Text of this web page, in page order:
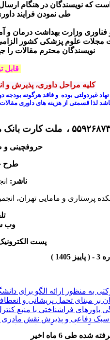
که نویسندگان در هنگام
طی نمودن فرایند
بهداشت درمان و آموزش پزشکی مقرر
مجلات علوم پزشکی کشور
نویسندگان محترم مقالات را
قابل
کلیه مراحلداوری، پذیرش و
غیردولتی بوده و فاقد هرگونه
لذا قسمتی از هزینه های داوری
، ملت کارت بانک ملت :
حروفچینی و
طرح
ناشر:
پرستاری و مامایی تهران،
وب
پست
به منظور ارائه الگو برای
مبنای تحمل پریشانی و
فراشناختی با منبع
دفاعی و پذیرش نقش مادری با
با میانجیگری استحکام
برسرزندگی تحصیلی،طی 6 ماه اخیر